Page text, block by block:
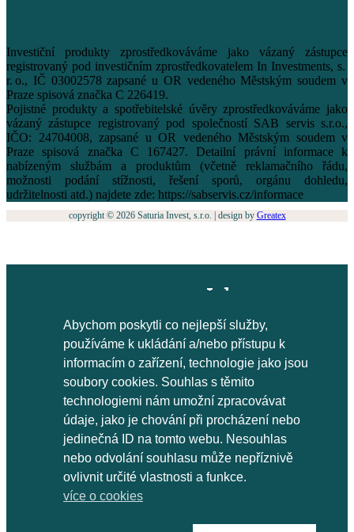
Investiční produkty zprostředkováváme jako vázaný zástupce
registrovaný pod investičním zprostředkovatelem In Investments, s.
r. o., IČ 03002578 zapsané u OR vedeného Městským soudem v
Praze spisová značka C 226419.
Pojistné produkty a spotřebitelské úvěry zprostředkováváme jako
vázaný zástupce registrovaný pod společností SAB servis s.r.o.,
IČO: 24704008, zapsané u OR vedeného Městským soudem v
Praze spisová značka C 167427. Detailní právní informace k
nabízeným službám a produktům (včetně reklamačního řádu,
možnosti podání stížnosti, řešení sporů, orgánu dohledu,
udržitelnosti atd.) najdete zde: https://sabservis.cz/informace
copyright © 2026Saturia Invest, s.r.o. | design by Greatex
Jak
proměnit
roztříštěné
investice ve
strategii?
Abychom poskytli co nejlepší služby,
používáme k ukládání a/nebo přístupu k
informacím o zařízení, technologie jako jsou
soubory cookies. Souhlas s těmito
technologiemi nám umožní zpracovávat
údaje, jako je chování při procházení nebo
jedinečná ID na tomto webu. Nesouhlas
nebo odvolání souhlasu může nepříznivě
ovlivnit určité vlastnosti a funkce.
více o cookies